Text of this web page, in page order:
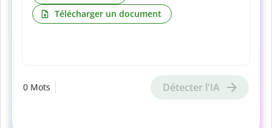
Télécharger un document
0 Mots Détecter l'IA